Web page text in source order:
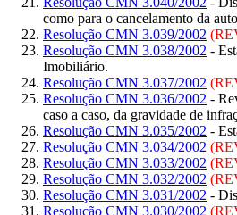
como para o cancelamento da
Resolução CMN 3.039/2002
Resolução CMN 3.038/2002 -
Imobiliário.
Resolução CMN 3.037/2002
Resolução CMN 3.036/2002 -
caso a caso, da gravidade de
Resolução CMN 3.035/2002 -
Resolução CMN 3.034/2002
Resolução CMN 3.033/2002
Resolução CMN 3.032/2002
Resolução CMN 3.031/2002 -
Resolução CMN 3.030/2002